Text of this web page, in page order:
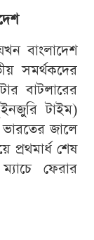
বাংলাদেশ
সমর্থকদের
বাটলারের
টাইম)
জালে
শেষ
ফেরার